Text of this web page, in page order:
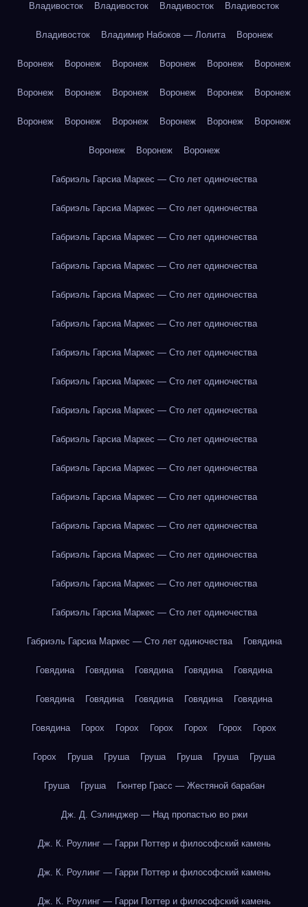
Владивосток Владивосток Владивосток Владивосток
Владивосток Владимир Набоков — Лолита Воронеж
Воронеж Воронеж Воронеж Воронеж Воронеж Воронеж
Воронеж Воронеж Воронеж Воронеж Воронеж Воронеж
Воронеж Воронеж Воронеж Воронеж Воронеж Воронеж
Воронеж Воронеж Воронеж
Габриэль Гарсиа Маркес — Сто лет одиночества
Габриэль Гарсиа Маркес — Сто лет одиночества
Габриэль Гарсиа Маркес — Сто лет одиночества
Габриэль Гарсиа Маркес — Сто лет одиночества
Габриэль Гарсиа Маркес — Сто лет одиночества
Габриэль Гарсиа Маркес — Сто лет одиночества
Габриэль Гарсиа Маркес — Сто лет одиночества
Габриэль Гарсиа Маркес — Сто лет одиночества
Габриэль Гарсиа Маркес — Сто лет одиночества
Габриэль Гарсиа Маркес — Сто лет одиночества
Габриэль Гарсиа Маркес — Сто лет одиночества
Габриэль Гарсиа Маркес — Сто лет одиночества
Габриэль Гарсиа Маркес — Сто лет одиночества
Габриэль Гарсиа Маркес — Сто лет одиночества
Габриэль Гарсиа Маркес — Сто лет одиночества
Габриэль Гарсиа Маркес — Сто лет одиночества
Габриэль Гарсиа Маркес — Сто лет одиночества Говядина
Говядина Говядина Говядина Говядина Говядина
Говядина Говядина Говядина Говядина Говядина
Говядина Горох Горох Горох Горох Горох Горох
Горох Груша Груша Груша Груша Груша Груша
Груша Груша Гюнтер Грасс — Жестяной барабан
Дж. Д. Сэлинджер — Над пропастью во ржи
Дж. К. Роулинг — Гарри Поттер и философский камень
Дж. К. Роулинг — Гарри Поттер и философский камень
Дж. К. Роулинг — Гарри Поттер и философский камень